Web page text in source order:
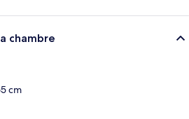
chambre
cm